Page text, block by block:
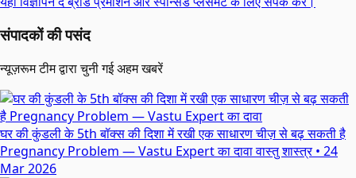
संपादकों की पसंद
न्यूज़रूम टीम द्वारा चुनी गई अहम खबरें
घर की कुंडली के 5th बॉक्स की दिशा में रखी एक साधारण चीज़ से बढ़ सकती है
Pregnancy Problem — Vastu Expert का दावावास्तु शास्त्र • 24
Mar 2026